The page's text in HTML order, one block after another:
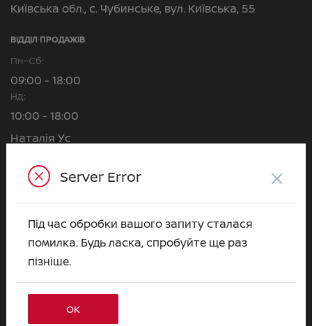
Київська обл., с. Чубинське, вул. Київська, 55
ВІДДІЛ ПРОДАЖІВ
Пн–Сб:
09:00 - 18:00
Нд:
10:00 - 18:00
Наталія Ус
Марія Кучерява
Валерія Липовська
+380 63 063 50 99
Євгеній Куценко
Альона Горобець
+380 63 063 31 22
Server Error ×
Під час обробки вашого запиту сталася
помилка. Будь ласка, спробуйте ще раз
пізніше.
ОК